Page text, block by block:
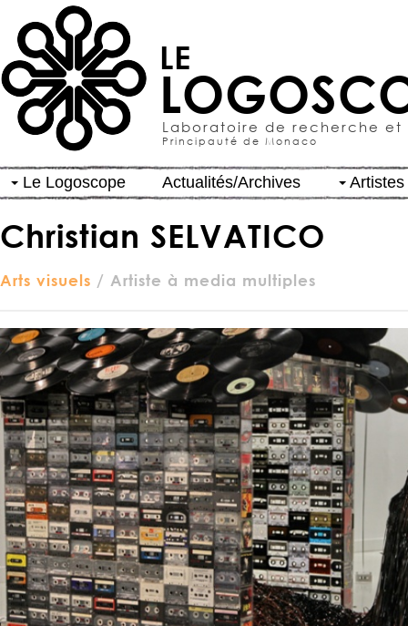
LE
Laboratoire de recherche
Principauté de Monaco
Le Logoscope Actualités/Archives Artistes
Christian SELVATICO
Arts visuels / Artiste à media multiples